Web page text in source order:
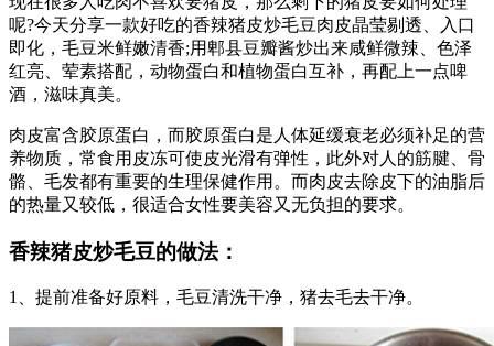
呢?今天分享一款好吃的香辣猪皮炒毛豆肉皮晶莹剔透、入口
即化，毛豆米鲜嫩清香;用郫县豆瓣酱炒出来咸鲜微辣、色泽
红亮、荤素搭配，动物蛋白和植物蛋白互补，再配上一点啤
酒，滋味真美。
肉皮富含胶原蛋白，而胶原蛋白是人体延缓衰老必须补足的营
养物质，常食用皮冻可使皮光滑有弹性，此外对人的筋腱、骨
骼、毛发都有重要的生理保健作用。而肉皮去除皮下的油脂后
的热量又较低，很适合女性要美容又无负担的要求。
香辣猪皮炒毛豆的做法：
1、提前准备好原料，毛豆清洗干净，猪去毛去干净。